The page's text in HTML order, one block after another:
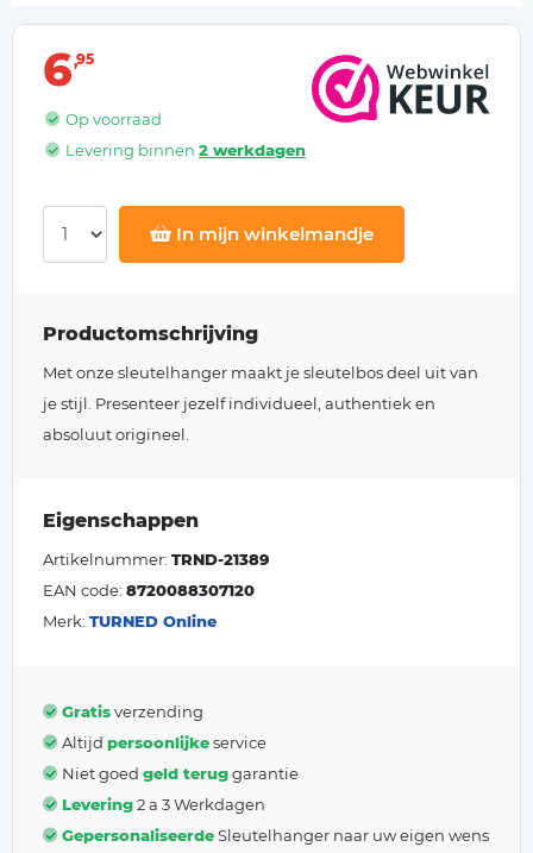
6 95
Op voorraad
Levering binnen2 werkdagen
In mijn winkelmandje
Productomschrijving
Met onze sleutelhanger maakt je sleutelbos deel uit van
je stijl. Presenteer jezelf individueel, authentiek en
absoluut origineel.
Eigenschappen
Artikelnummer: TRND-21389
EAN code: 8720088307120
Merk: TURNED Online
Gratisverzending
Altijd persoonlijkeservice
Niet goed geld teruggarantie
Levering2 a 3 Werkdagen
GepersonaliseerdeSleutelhanger naar uw eigen wens